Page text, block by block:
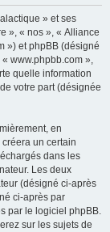
» et ses
», « nos », « Alliance
») et phpBB (désigné
www.phpbb.com »,
quelle information
votre part (désignée
en
un certain
dans les
Les deux
(désigné ci-après
ci-après par
par le logiciel phpBB.
sur les sujets de